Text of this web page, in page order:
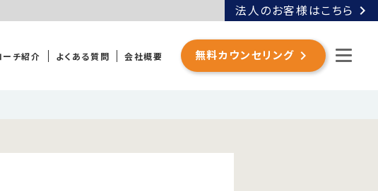
法人のお客様はこちら chevron_right
ーチ紹介 よくある質問 会社概要 無料カウンセリング chevron_right